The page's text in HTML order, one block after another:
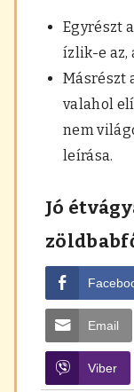
Egyrészt
ízlik-e az,
Másrészt
valahol
nem
leírása.
Jó
Email
Viber